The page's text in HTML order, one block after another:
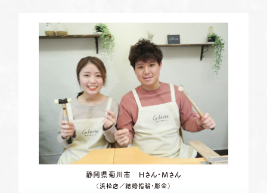
ブログ・新着情報
静岡県菊川市 Hさん・Mさん
（浜松店 ／結婚指輪・彫金）
※祝日の場合は営業
浜松店 TEL.053-455-2177
営業時間 10:00〜18:30
定休日
火曜日・水曜日
※祝日の場合は営業